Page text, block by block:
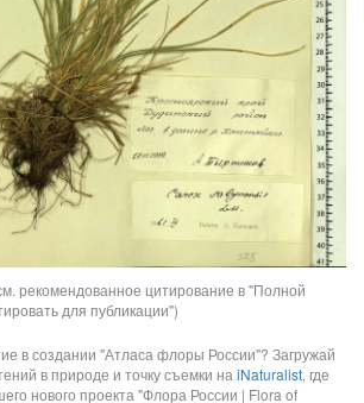
рекомендованное цитирование в "Полной
для публикации")
в создании "Атласа флоры России"? Загружай
в природе и точку съемки на iNaturalist, где
нового проекта "Флора России | Flora of